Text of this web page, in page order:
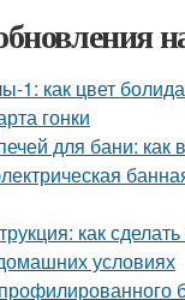
1: как цвет
гонки
для бани: как
как
условиях